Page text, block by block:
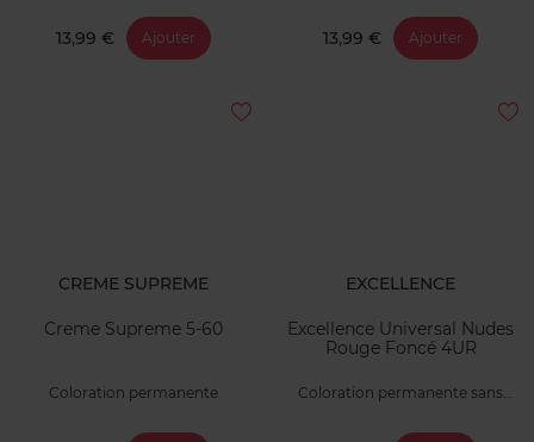
13,99 € Ajouter 13,99 € Ajouter
CREME SUPREME
Creme Supreme 5-60
Coloration permanente
EXCELLENCE
Excellence Universal Nudes
Rouge Foncé 4UR
Coloration permanente sans